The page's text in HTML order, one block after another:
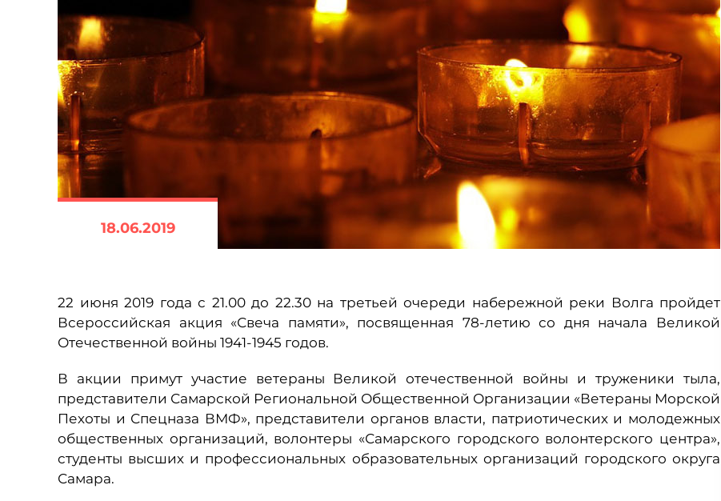
18.06.2019
22 июня 2019 года с 21.00 до 22.30 на третьей очереди набережной реки Волга пройдет
Всероссийская акция «Свеча памяти», посвященная 78-летию со дня начала Великой
Отечественной войны 1941-1945 годов.
В акции примут участие ветераны Великой отечественной войны и труженики тыла,
представители Самарской Региональной Общественной Организации «Ветераны Морской
Пехоты и Спецназа ВМФ», представители органов власти, патриотических и молодежных
общественных организаций, волонтеры «Самарского городского волонтерского центра»,
студенты высших и профессиональных образовательных организаций городского округа
Самара.